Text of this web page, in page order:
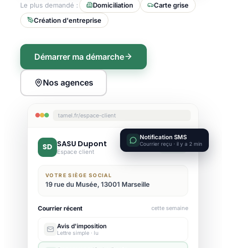
Le plus demandé : Domiciliation
Carte grise
Création d'entreprise
Démarrer ma démarche
Nos agences
tamel.fr/espace-client
SD SASU Dupont
Espace client
Active
VOTRE SIÈGE SOCIAL
19 rue du Musée, 13001 Marseille
Courrier récent cette semaine
Avis d'imposition
Lettre simple · lu
Notification SMS
Courrier reçu · il y a 2 min